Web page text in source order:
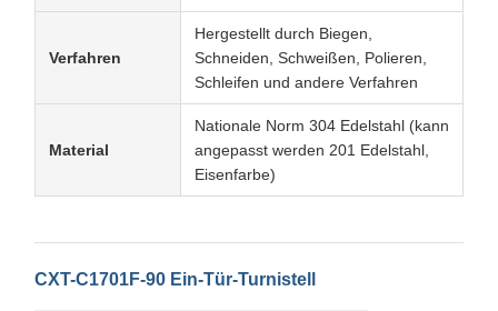
Verfahren
Hergestellt durch Biegen,
Schneiden, Schweißen, Polieren,
Schleifen und andere Verfahren
Material
Nationale Norm 304 Edelstahl (kann
angepasst werden 201 Edelstahl,
Eisenfarbe)
CXT-C1701F-90 Ein-Tür-Turnistell